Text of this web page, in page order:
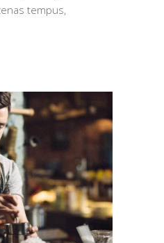
tempus,